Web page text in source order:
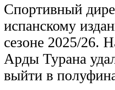
Спортивный
испанскому
сезоне 2025/26.
Арды Турана
выйти в